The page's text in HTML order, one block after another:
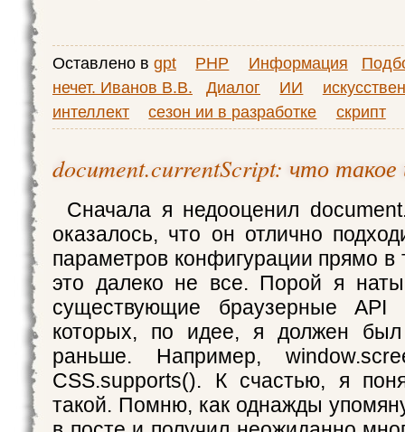
Оставлено в gpt PHP Информация
нечет. Иванов В.В.
Диалог ИИ
интеллект
сезон ии в разработке скрипт
document.currentScript: что такое
Сначала я недооценил
оказалось, что он отлично
параметров конфигурации прямо
это далеко не все. Порой я
существующие браузерные
которых, по идее, я должен был
раньше. Например,
CSS.supports(). К счастью, я
такой. Помню, как однажды